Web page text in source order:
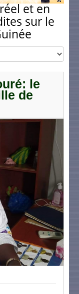
et en
sur le
le
de